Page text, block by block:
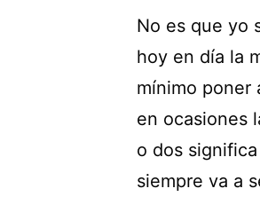
No es que yo
hoy en día la
mínimo poner
en ocasiones
o dos
siempre va a